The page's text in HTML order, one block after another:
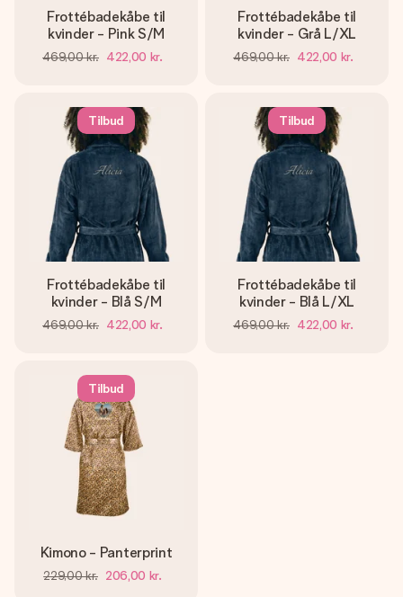
Frottébadekåbe til
kvinder - Pink S/M
469,00 kr. 422,00 kr.
Frottébadekåbe til
kvinder - Grå L/XL
469,00 kr. 422,00 kr.
Tilbud
Frottébadekåbe til
kvinder - Blå S/M
469,00 kr. 422,00 kr.
Tilbud
Frottébadekåbe til
kvinder - Blå L/XL
469,00 kr. 422,00 kr.
Tilbud
Kimono - Panterprint
229,00 kr. 206,00 kr.